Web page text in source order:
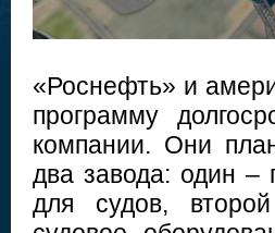
«Роснефть» и
программу
компании. Они
два завода: один –
для судов,